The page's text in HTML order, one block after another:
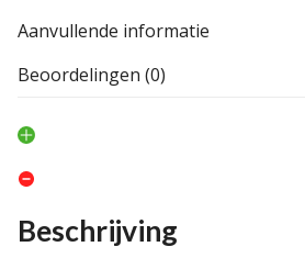
Aanvullende informatie
Beoordelingen (0)
Beschrijving